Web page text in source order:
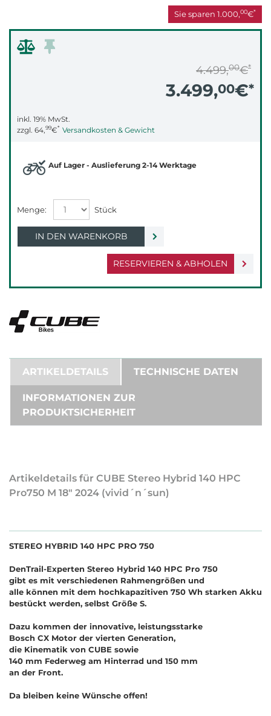
Sie sparen 1.000,00€*
4.499,00€*
3.499,00€*
inkl. 19% MwSt.
zzgl. 64,99€* Versandkosten & Gewicht
RESERVIEREN & ABHOLEN
Auf Lager - Auslieferung 2-14 Werktage
IN DEN WARENKORB
ARTIKELDETAILS TECHNISCHE DATEN
INFORMATIONEN ZUR
PRODUKTSICHERHEIT
Artikeldetails für CUBE Stereo Hybrid 140 HPC
Pro750 M 18" 2024 (vivid´n´sun)
STEREO HYBRID 140 HPC PRO 750
DenTrail-Experten Stereo Hybrid 140 HPC Pro 750
gibt es mit verschiedenen Rahmengrößen und
alle können mit dem hochkapazitiven 750 Wh starken Akku
bestückt werden, selbst Größe S.
Dazu kommen der innovative, leistungsstarke
Bosch CX Motor der vierten Generation,
die Kinematik von CUBE sowie
140 mm Federweg am Hinterrad und 150 mm
an der Front.
Da bleiben keine Wünsche offen!